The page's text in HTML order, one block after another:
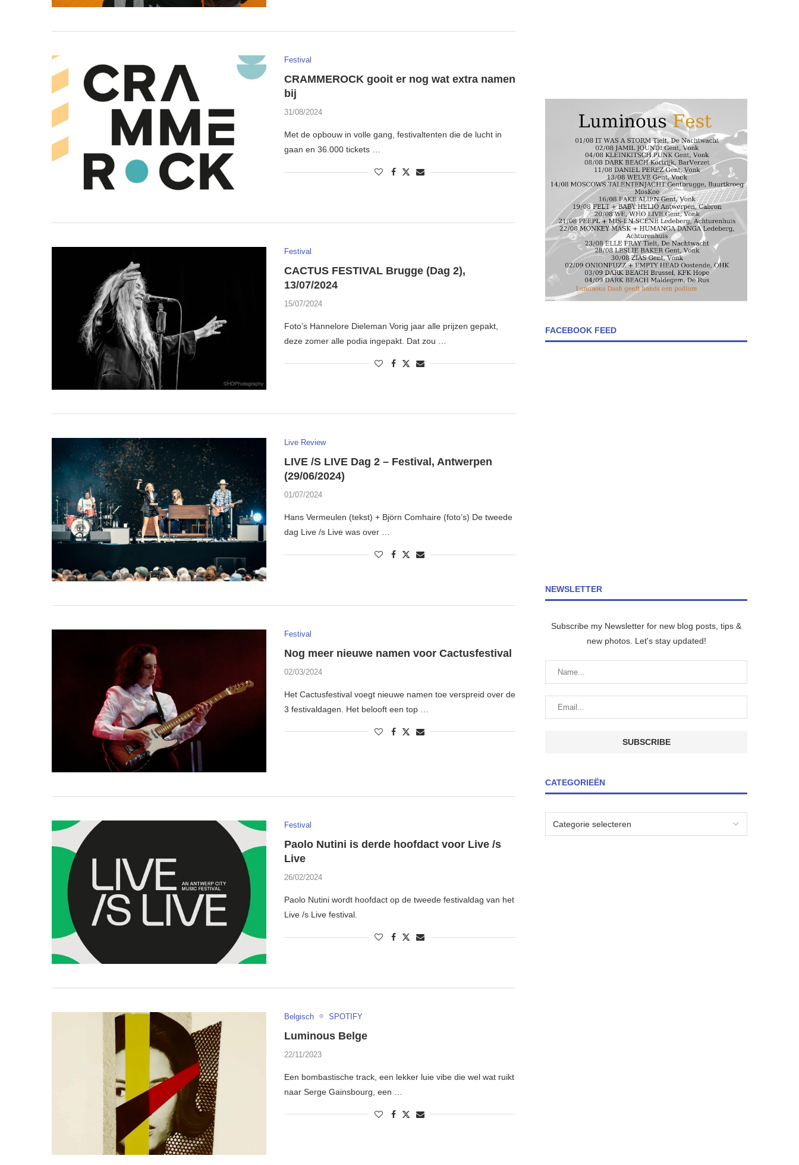
Festival
CRAMMEROCK gooit er nog wat extra namen
bij
31/08/2024
Met de opbouw in volle gang, festivaltenten die de lucht in
gaan en 36.000 tickets …
Festival
CACTUS FESTIVAL Brugge (Dag 2),
13/07/2024
15/07/2024
Foto’s Hannelore Dieleman Vorig jaar alle prijzen gepakt,
deze zomer alle podia ingepakt. Dat zou …
Live Review
LIVE /S LIVE Dag 2 – Festival, Antwerpen
(29/06/2024)
01/07/2024
Hans Vermeulen (tekst) + Björn Comhaire (foto’s) De tweede
dag Live /s Live was over …
Festival
Nog meer nieuwe namen voor Cactusfestival
02/03/2024
Het Cactusfestival voegt nieuwe namen toe verspreid over de
3 festivaldagen. Het belooft een top …
Festival
Paolo Nutini is derde hoofdact voor Live /s
Live
26/02/2024
Paolo Nutini wordt hoofdact op de tweede festivaldag van het
Live /s Live festival.
Belgisch SPOTIFY
Luminous Belge
22/11/2023
Een bombastische track, een lekker luie vibe die wel wat ruikt
naar Serge Gainsbourg, een …
FACEBOOK FEED
NEWSLETTER
Subscribe my Newsletter for new blog posts, tips &
new photos. Let's stay updated!
CATEGORIEËN